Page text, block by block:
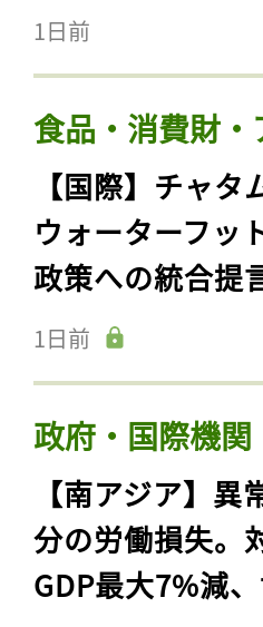
1日前
食品・消費財・
【国際】チャ
ウォーターフッ
政策への統合提
1日前
政府・国際機関
【南アジア】
分の労働損失。
GDP最大7%減